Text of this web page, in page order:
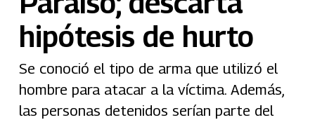
hipótesis de hurto
Se conoció el tipo de arma que utilizó el
hombre para atacar a la víctima. Además,
las personas detenidos serían parte del